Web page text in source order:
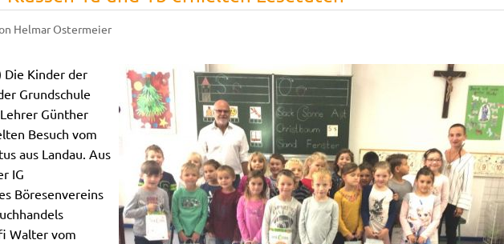
Helmar Ostermeier
Kinder der
Grundschule
Günther
Besuch vom
aus Landau. Aus
IG
Böresenvereins
Walter vom